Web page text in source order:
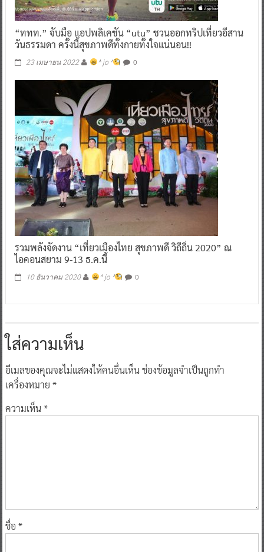
“ททท.” จับมือ แอปพลิเคชัน “utu” ชวนออกทริปเที่ยวอีสาน
วันธรรมดา ครั้งนี้สุขภาพดีทั้งกายทั้งใจแน่นอน!!
23 เมษายน 2022 ^ jo ^ 0
รวมพลังจัดงาน “เที่ยวเมืองไทย สุขภาพดี วิถีถิ่น 2020” ณ
ไอคอนสยาม 9-13 ธ.ค.นี้
10 ธันวาคม 2020 ^ jo ^ 0
ใส่ความเห็น
อีเมลของคุณจะไม่แสดงให้คนอื่นเห็นช่องข้อมูลจำเป็นถูกทำ
เครื่องหมาย *
ความเห็น*
ชื่อ *